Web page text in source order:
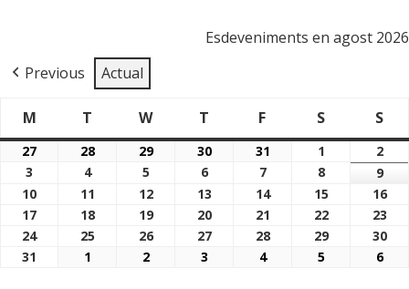
Esdeveniments en agost 2026
Previous
Actual
M
Dilluns
T Dimarts
WDimecres
T F Divendres
S Dissabte
S
27 27/07/2026
28 28/07/2026
2929/07/2026
30 30/07/2026
31 31/07/2026
1 01/08/2026
2
3
03/08/2026
404/08/2026
5 05/08/2026
6 06/08/2026
7 07/08/2026
8 08/08/2026
909/
10 10/08/2026
11 11/08/2026
12 12/08/2026
13 13/08/2026
1414/08/2026
15 15/08/2026
16
17 17/08/2026
18 18/08/2026
19 19/08/2026
20 20/08/2026
21 21/08/2026
22 22/08/2026
23
24 24/08/2026
25 25/08/2026
26 26/08/2026
27 27/08/2026
28 28/08/2026
29 29/08/2026
30
31
31/08/2026
1 01/09/2026
2 02/09/2026
3 03/09/2026
404/09/2026
5 05/09/2026
606/